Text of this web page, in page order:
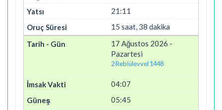
21:11
15 saat, 38 dakika
17 Ağustos 2026 -
Pazartesi
2 Rebiülevvel 1448
04:07
05:45